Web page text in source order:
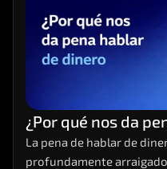
¿Por qué nos da
La pena de hablar de
profundamente